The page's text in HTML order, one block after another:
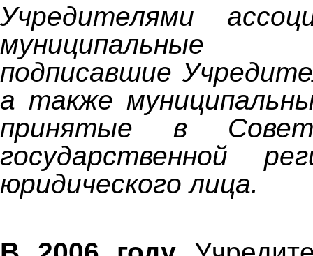
Учредителями
муниципальные
подписавшие
а также
принятые в
государственной
юридического лица.